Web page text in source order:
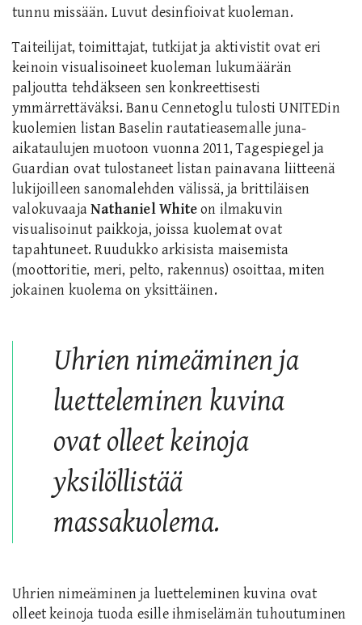
tunnu missään. Luvut desinfioivat kuoleman.
Taiteilijat, toimittajat, tutkijat ja aktivistit ovat eri
keinoin visualisoineet kuoleman lukumäärän
paljoutta tehdäkseen sen konkreettisesti
ymmärrettäväksi. Banu Cennetoglu tulosti UNITEDin
kuolemien listan Baselin rautatieasemalle juna-
aikataulujen muotoon vuonna 2011, Tagespiegel ja
Guardian ovat tulostaneet listan painavana liitteenä
lukijoilleen sanomalehden välissä, ja brittiläisen
valokuvaajaNathaniel Whiteon ilmakuvin
visualisoinut paikkoja, joissa kuolemat ovat
tapahtuneet. Ruudukko arkisista maisemista
(moottoritie, meri, pelto, rakennus) osoittaa, miten
jokainen kuolema on yksittäinen.
Uhrien nimeäminen ja
luetteleminen kuvina
ovat olleet keinoja
yksilöllistää
massakuolema.
Uhrien nimeäminen ja luetteleminen kuvina ovat
olleet keinoja tuoda esille ihmiselämän tuhoutuminen